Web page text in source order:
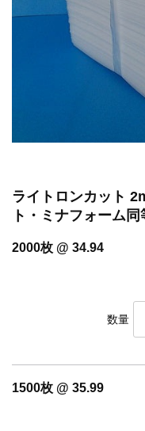
全国へ確実・迅速に納品...
2024.2.27
オンラインショップを開
ライトロンカット
ト・ミナフォーム同
2000枚 @ 34.94
数量
1500枚 @ 35.99